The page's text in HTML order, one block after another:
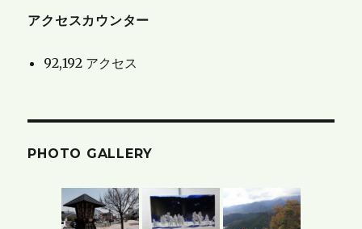
と
ロ
ー
アクセスカウンター
92,192 アクセス
PHOTO GALLERY